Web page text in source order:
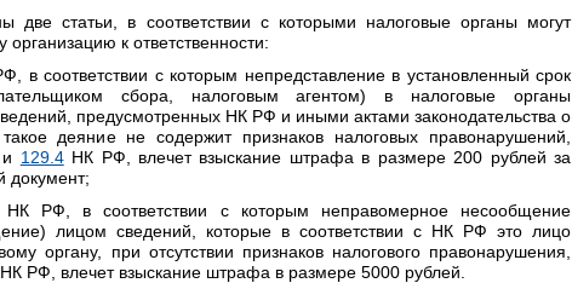
две статьи, в соответствии с которыми налоговые органы могут
к ответственности:
в соответствии с которым непредставление в установленный срок
сбора, налоговым агентом) в налоговые органы
предусмотренных НК РФ и иными актами законодательства о
деяние не содержит признаков налоговых правонарушений,
129.4НК РФ, влечет взыскание штрафа в размере 200 рублей за
документ;
НК РФ, в соответствии с которым неправомерное несообщение
лицом сведений, которые в соответствии с НК РФ это лицо
органу, при отсутствии признаков налогового правонарушения,
НК РФ, влечет взыскание штрафа в размере 5000 рублей.